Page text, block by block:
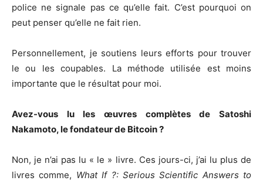
police ne signale pas ce qu’elle fait. C’est pourquoi on
peut penser qu’elle ne fait rien.
Personnellement, je soutiens leurs efforts pour trouver
le ou les coupables. La méthode utilisée est moins
importante que le résultat pour moi.
Avez-vous lu les œuvres complètes de Satoshi
Nakamoto, le fondateur de Bitcoin ?
Non, je n’ai pas lu « le » livre. Ces jours-ci, j’ai lu plus de
livres comme, What If ?: Serious Scientific Answers to